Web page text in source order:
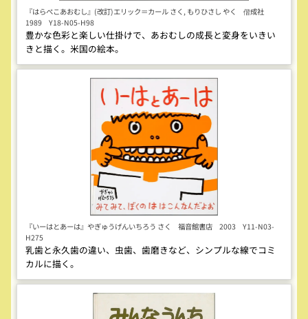
『はらぺこあおむし』(改訂)エリック＝カール さく, もりひさし やく 偕成社
1989 Y18-N05-H98
豊かな色彩と楽しい仕掛けで、あおむしの成長と変身をいきい
きと描く。米国の絵本。
『いーはとあーは』やぎゅうげんいちろう さく 福音館書店 2003 Y11-N03-
H275
乳歯と永久歯の違い、虫歯、歯磨きなど、シンプルな線でコミ
カルに描く。